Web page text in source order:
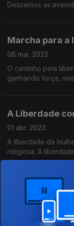
Descemos as
Marcha para a
06 mai. 2023
O caminho pela
ganhando força,
A Liberdade
01 abr. 2023
A liberdade da
religiosa. A
capitães do MFA.
Tentáculos da
04 mar. 2023
Subimos ao palco